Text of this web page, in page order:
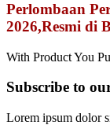
Perlombaan
2026,Resmi di
With Product You
Subscribe to
Lorem ipsum dolor